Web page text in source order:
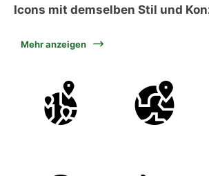
Icons mit demselben Stil und
Mehr anzeigen